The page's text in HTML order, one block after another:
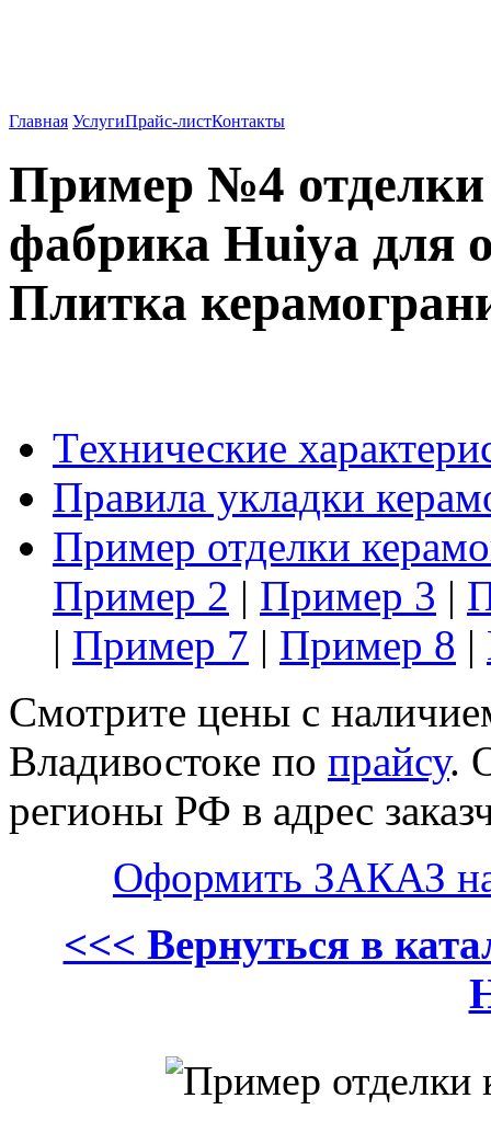
Главная УслугиПрайс-листКонтакты
Пример №4 отделки
фабрика Huiya для
Плитка
Tехнические
Правила укладки
Пример отделки
Пример 2 | Пример 3 |
| Пример 7 | Пример 8 |
Смотрите цены с
Владивостоке по прайсу.
регионы РФ в адрес
Оформить ЗАКАЗ
<<< Вернуться в